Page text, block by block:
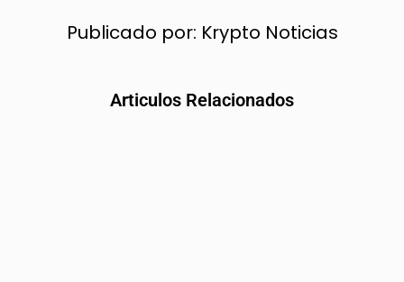
Publicado por: Krypto Noticias
Articulos Relacionados